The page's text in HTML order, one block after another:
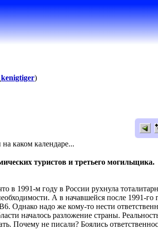
kenigtiger)
каком календаре...
туристов и третьего могильщика.
в 1991-м году в России рухнула
А в начавшейся после 1991-
Однако надо же кому-то нести
началось разложение страны.
Почему не писали? Боялись